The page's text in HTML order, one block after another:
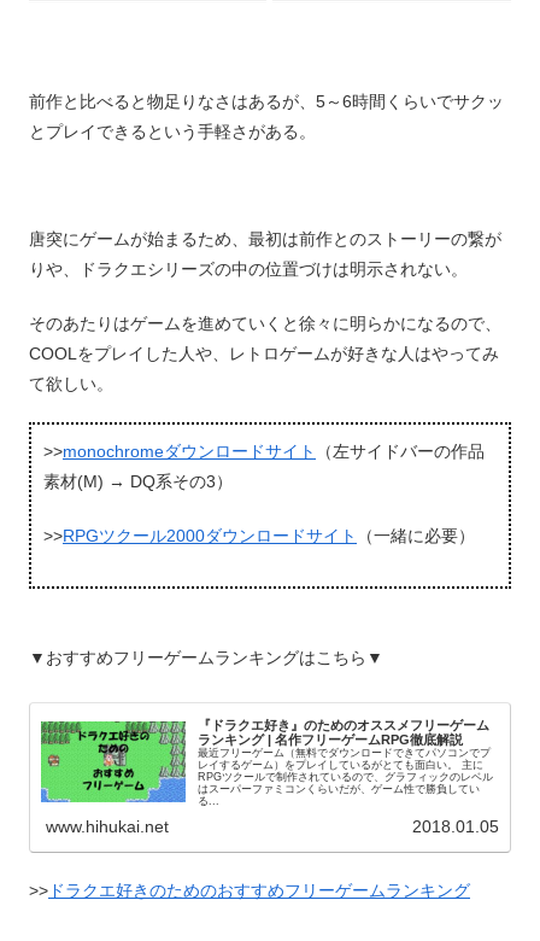
前作と比べると物足りなさはあるが、5～6時間くらいでサクッ
とプレイできるという手軽さがある。
唐突にゲームが始まるため、最初は前作とのストーリーの繋が
りや、ドラクエシリーズの中の位置づけは明示されない。
そのあたりはゲームを進めていくと徐々に明らかになるので、
COOLをプレイした人や、レトロゲームが好きな人はやってみ
て欲しい。
>>monochromeダウンロードサイト
（左サイドバーの作品
素材(M) → DQ系その3）
>>RPGツクール2000ダウンロードサイト （一緒に必要）
▼おすすめフリーゲームランキングはこちら▼
『ドラクエ好き』のためのオススメフリーゲーム
ランキング | 名作フリーゲームRPG徹底解説
最近フリーゲーム（無料でダウンロードできてパソコンでプ
レイするゲーム）をプレイしているがとても面白い。 主に
RPGツクールで制作されているので、グラフィックのレベル
はスーパーファミコンくらいだが、ゲーム性で勝負してい
る...
www.hihukai.net 2018.01.05
>> ドラクエ好きのためのおすすめフリーゲームランキング